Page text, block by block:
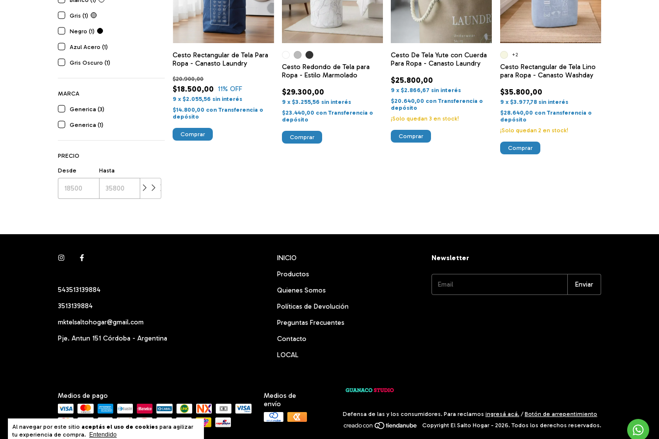
Al navegar por este sitio aceptás el uso de cookies para agilizar
tu experiencia de compra.
Entendido
Gris (1)
Negro (1)
Azul Acero (1)
Gris Oscuro (1)
MARCA
Generica (3)
Generica (1)
PRECIO
Desde Hasta
Cesto Rectangular de Tela Para
Ropa - Canasto Laundry
$18.500,00
$20.900,00
11% OFF
9 x $2.055,56 sin interés
$14.800,00 con Transferencia o
depósito
Cesto Redondo de Tela para
Ropa - Estilo Marmolado
$29.300,00
9 x $3.255,56 sin interés
$23.440,00 con Transferencia o
depósito
Comprar
Cesto De Tela Yute con Cuerda
Para Ropa - Canasto Laundry
$25.800,00
9 x $2.866,67 sin interés
$20.640,00 con Transferencia o
depósito
¡Solo quedan3 en stock!
Cesto Rectangular de Tela Lino
para Ropa - Canasto Washday
$35.800,00
9 x $3.977,78 sin interés
$28.640,00 con Transferencia o
depósito
¡Solo quedan 2 en stock!
+2
Comprar
543513139884
3513139884
mktelsaltohogar@gmail.com
Pje. Antun 151 Córdoba - Argentina
INICIO
Productos
Quienes Somos
Políticas de Devolución
Preguntas Frecuentes
Contacto
LOCAL
Newsletter
Medios de pago
Medios de
envío
Defensa de las y los consumidores. Para reclamos ingresá acá. / Botón de arrepentimiento
Copyright El Salto Hogar - 2026. Todos los derechos reservados.